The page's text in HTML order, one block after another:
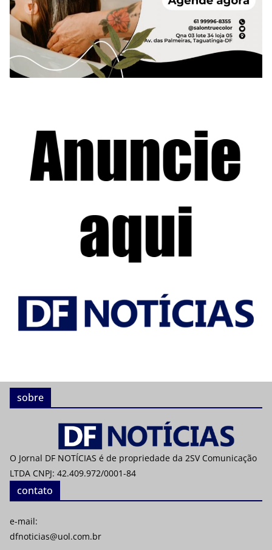
sobre
O Jornal DF NOTÍCIAS é de propriedade da 2SV Comunicação
LTDA CNPJ: 42.409.972/0001-84
contato
e-mail:
dfnoticias@uol.com.br